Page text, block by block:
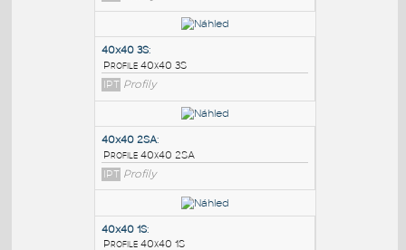
Profile 40x40
IPT Profily
40x40 3S:
Profile 40x40 3S